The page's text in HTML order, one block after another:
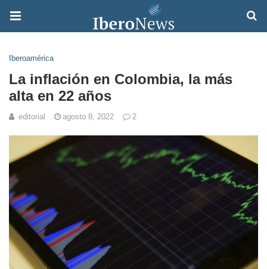
Iberoamérica
La inflación en Colombia, la más
alta en 22 años
editorial agosto 8, 2022 2